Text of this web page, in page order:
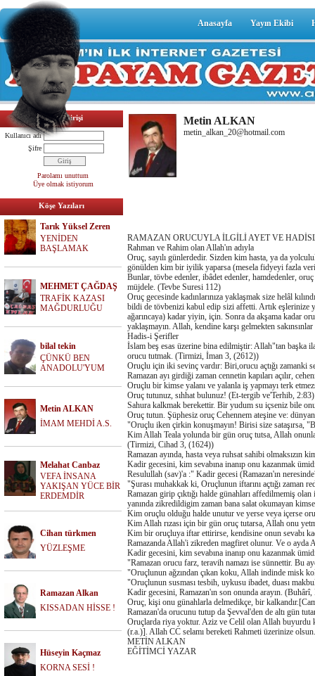
Anasayfa Yayın Ekibi
Üyelik Girişi
Kullanıcı adı
Şifre
Parolamı unuttum
Üye olmak istiyorum
Köşe Yazıları
Tarık Yüksel Zeren
YENİDEN
BAŞLAMAK
MEHMET ÇAĞDAŞ
TRAFİK KAZASI
MAĞDURLUĞU
bilal tekin
ÇÜNKÜ BEN
ANADOLU'YUM
Metin ALKAN
İMAM MEHDİ A.S.
Melahat Canbaz
VEFA İNSANA
YAKIŞAN YÜCE BİR
ERDEMDİR
Cihan türkmen
YÜZLEŞME
Ramazan Alkan
KISSADAN HİSSE !
Hüseyin Kaçmaz
KORNA SESİ !
Metin ALKAN
metin_alkan_20@hotmail.com
RAMAZAN ORUCUYLA İLGİLİ AYET VE
Rahman ve Rahim olan Allah'ın adıyla
Oruç, sayılı günlerdedir. Sizden kim hasta, ya da
gönülden kim bir iyilik yaparsa (mesela fidyeyi fazla
Bunlar, tövbe edenler, ibâdet edenler, hamdedenler,
müjdele. (Tevbe Suresi 112)
Oruç gecesinde kadınlarınıza yaklaşmak size helâl
bildi de tövbenizi kabul edip sizi affetti. Artık eşlerinize
ağarıncaya) kadar yiyin, için. Sonra da akşama kadar
yaklaşmayın. Allah, kendine karşı gelmekten
Hadis-i Şerifler
İslam beş esas üzerine bina edilmiştir: Allah"tan başka
orucu tutmak. (Tirmizi, İman 3, (2612))
Oruçlu için iki sevinç vardır: Biri,orucu açtığı
Ramazan ayı girdiği zaman cennetin kapıları açılır,
Oruçlu bir kimse yalanı ve yalanla iş yapmayı terk
Oruç tutunuz, sıhhat bulunuz! (Et-tergib ve'Terhib, 2:83)
Sahura kalkmak berekettir. Bir yudum su içseniz bile
Oruç tutun. Şüphesiz oruç Cehennem ateşine ve:
"Oruçlu iken çirkin konuşmayın! Birisi size sataşırsa,
Kim Allah Teala yolunda bir gün oruç tutsa, Allah onunla
(Tirmizi, Cihad 3, (1624))
Ramazan ayında, hasta veya ruhsat sahibi
Kadir gecesini, kim sevabına inanıp onu kazanmak
Resulullah (sav)'a :" Kadir gecesi (Ramazan'ın
"Şurası muhakkak ki, Oruçlunun iftarını açtığı zaman
Ramazan girip çıktığı halde günahları affedilmemiş
yanında zikredildigim zaman bana salat okumayan
Kim oruçlu olduğu halde unutur ve yerse veya içerse
Kim Allah rızası için bir gün oruç tutarsa, Allah onu
Kim bir oruçluya iftar ettirirse, kendisine onun sevabı
Ramazanda Allah'i zikreden magfiret olunur. Ve o
Kadir gecesini, kim sevabına inanıp onu kazanmak
"Ramazan orucu farz, teravih namazı ise sünnettir. Bu
"Oruçlunun ağzından çıkan koku, Allah indinde misk
"Oruçlunun susması tesbih, uykusu ibadet, duası
Kadir gecesini, Ramazan'ın son onunda arayın.
Oruç, kişi onu günahlarla delmedikçe, bir
Ramazan'da orucunu tutup da Şevval'den de altı gün
Oruçlarda riya yoktur. Aziz ve Celil olan Allah buyurdu
(r.a.)]. Allah CC selamı bereketi Rahmeti üzerinize olsun.
METİN ALKAN
EĞİTİMCİ YAZAR